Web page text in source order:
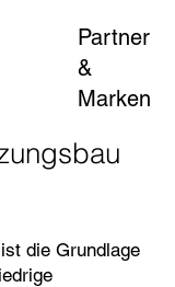
Partner
&
Marken
die Grundlage